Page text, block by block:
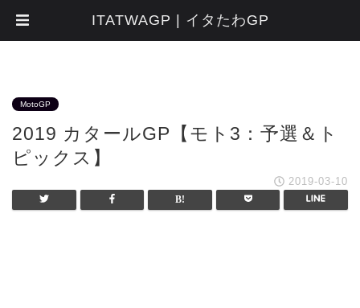
MotoGP
2019 カタールGP【モト3：予選＆ト
ピックス】
2019-03-10
ITATWAGP | イタたわGP